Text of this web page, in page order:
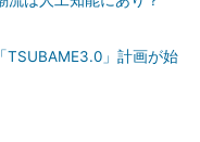
TSUBAME3.0」計画が始